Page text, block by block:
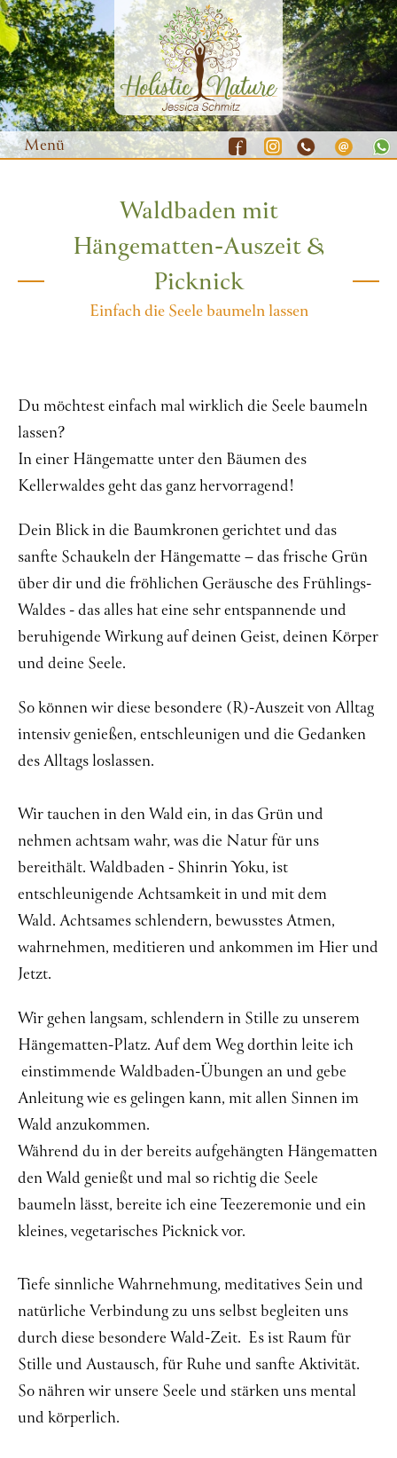
Menü
Waldbaden
Yoga
Natur-Coaching
Resilienz-Training
Kontakt
Waldbaden mit
Hängematten-Auszeit &
Picknick
Einfach die Seele baumeln lassen
Du möchtest einfach mal wirklich die Seele baumeln
lassen?
In einer Hängematte unter den Bäumen des
Kellerwaldes geht das ganz hervorragend!
Dein Blick in die Baumkronen gerichtet und das
sanfte Schaukeln der Hängematte – das frische Grün
über dir und die fröhlichen Geräusche des Frühlings-
Waldes - das alles hat eine sehr entspannende und
beruhigende Wirkung auf deinen Geist, deinen Körper
und deine Seele.
So können wir diese besondere (R)-Auszeit von Alltag
intensiv genießen, entschleunigen und die Gedanken
des Alltags loslassen.
Wir tauchen in den Wald ein, in das Grün und
nehmen achtsam wahr, was die Natur für uns
bereithält. Waldbaden - Shinrin Yoku, ist
entschleunigende Achtsamkeit in und mit dem
Wald. Achtsames schlendern, bewusstes Atmen,
wahrnehmen, meditieren und ankommen im Hier und
Jetzt.
Wir gehen langsam, schlendern in Stille zu unserem
Hängematten-Platz. Auf dem Weg dorthin leite ich
einstimmende Waldbaden-Übungen an und gebe
Anleitung wie es gelingen kann, mit allen Sinnen im
Wald anzukommen.
Während du in der bereits aufgehängten Hängematten
den Wald genießt und mal so richtig die Seele
baumeln lässt, bereite ich eine Teezeremonie und ein
kleines, vegetarisches Picknick vor.
Tiefe sinnliche Wahrnehmung, meditatives Sein und
natürliche Verbindung zu uns selbst begleiten uns
durch diese besondere Wald-Zeit. Es ist Raum für
Stille und Austausch, für Ruhe und sanfte Aktivität.
So nähren wir unsere Seele und stärken uns mental
und körperlich.